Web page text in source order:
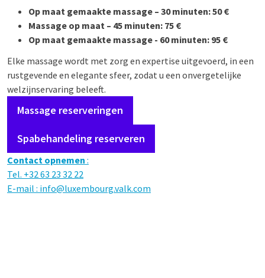
Op maat gemaakte massage – 30 minuten: 50 €
Massage op maat – 45 minuten: 75 €
Op maat gemaakte massage - 60 minuten: 95 €
Elke massage wordt met zorg en expertise uitgevoerd, in een
rustgevende en elegante sfeer, zodat u een onvergetelijke
welzijnservaring beleeft.
Massage reserveringen
Spabehandeling reserveren
Contact opnemen :
Tel. +32 63 23 32 22
E-mail : info@luxembourg.valk.com